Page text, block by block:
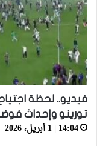
فيديو.. لحظة
تورينو وإحداث
14:04 | 1 أبريل، 2026